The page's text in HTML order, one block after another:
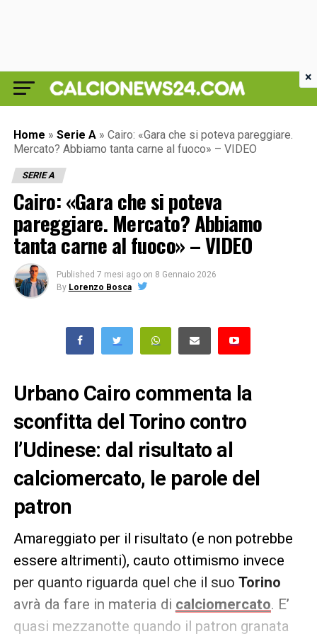
Home » Serie A » Cairo: «Gara che si poteva pareggiare.
Mercato? Abbiamo tanta carne al fuoco» – VIDEO
SERIE A
Cairo: «Gara che si poteva
pareggiare. Mercato? Abbiamo
tanta carne al fuoco» – VIDEO
Published 7 mesi ago on 8 Gennaio 2026
By Lorenzo Bosca
Urbano Cairo commenta la
sconfitta del Torino contro
l’Udinese: dal risultato al
calciomercato, le parole del
patron
Amareggiato per il risultato (e non potrebbe
essere altrimenti), cauto ottimismo invece
per quanto riguarda quel che il suo Torino
avrà da fare in materia di calciomercato. E’
quasi mezzanotte quando il patron granata
×